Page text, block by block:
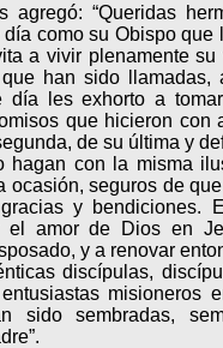
“Queridas
día como su Obispo que
a vivir plenamente su
han sido llamadas,
día les exhorto a
que hicieron con
de su última y
hagan con la misma
ocasión, seguros de
y bendiciones.
el amor de Dios en
y a renovar
discípulas,
misioneros
sido sembradas,